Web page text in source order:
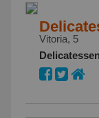
Vitoria, 5